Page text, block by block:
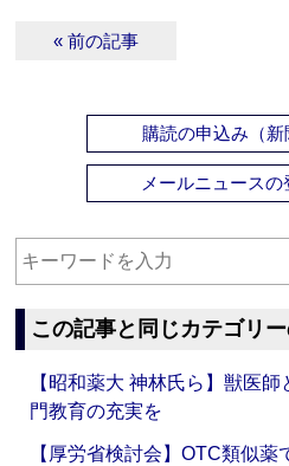
« 前の記事
購読の申込み（新
メールニュースの
この記事と同じカテゴリ
【昭和薬大 神林氏ら】獣医
門教育の充実を
【厚労省検討会】OTC類似薬